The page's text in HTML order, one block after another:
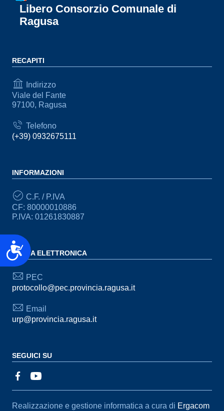
Accessibilità
Libero Consorzio Comunale di
Ragusa
RECAPITI
Indirizzo
Viale del Fante
97100, Ragusa
Telefono
(+39) 0932675111
INFORMAZIONI
C.F. / P.IVA
CF: 80000010886
P.IVA: 01261830887
POSTA ELETTRONICA
PEC
protocollo@pec.provincia.ragusa.it
Email
urp@provincia.ragusa.it
SEGUICI SU
Sezione Link Utili
Realizzazione e gestione informatica a cura di Ergacom